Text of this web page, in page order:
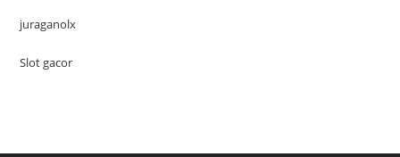
juraganolx
Slot gacor